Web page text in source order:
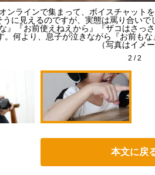
オンラインで集まって、ボイスチャット
うに見えるのですが、実態は罵り合い
』『お前使えねえから』『ザコはさっ
。何より、息子が泣きながら『お前も
（写真はイメー
2 /2
本文に戻